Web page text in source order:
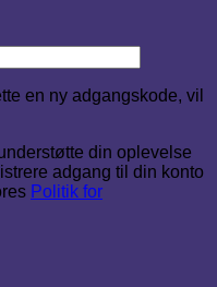
en ny adgangskode, vil
din oplevelse
adgang til din konto
Politik for